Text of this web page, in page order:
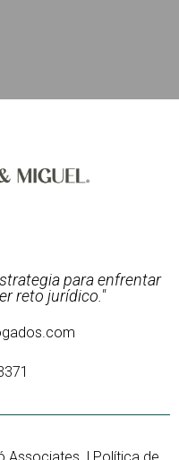
para enfrentar
reto jurídico."